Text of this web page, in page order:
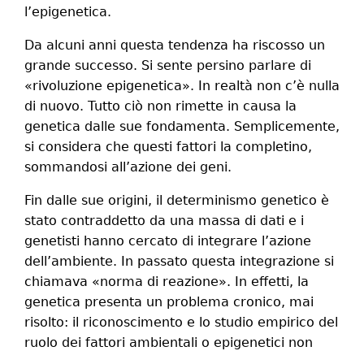
l’epigenetica.
Da alcuni anni questa tendenza ha riscosso un
grande successo. Si sente persino parlare di
«rivoluzione epigenetica». In realtà non c’è nulla
di nuovo. Tutto ciò non rimette in causa la
genetica dalle sue fondamenta. Semplicemente,
si considera che questi fattori la completino,
sommandosi all’azione dei geni.
Fin dalle sue origini, il determinismo genetico è
stato contraddetto da una massa di dati e i
genetisti hanno cercato di integrare l’azione
dell’ambiente. In passato questa integrazione si
chiamava «norma di reazione». In effetti, la
genetica presenta un problema cronico, mai
risolto: il riconoscimento e lo studio empirico del
ruolo dei fattori ambientali o epigenetici non